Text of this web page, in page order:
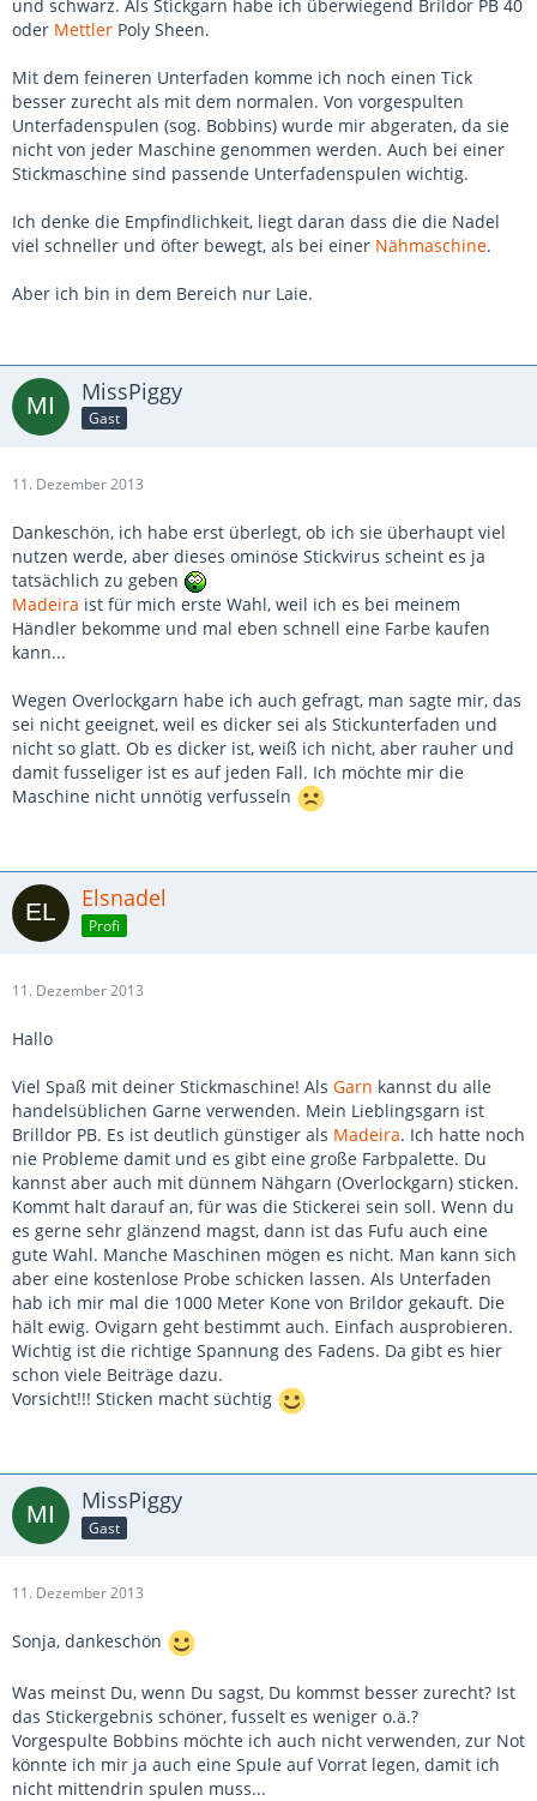
und schwarz. Als Stickgarn habe ich überwiegend Brildor PB 40
oder Mettler Poly Sheen.
Mit dem feineren Unterfaden komme ich noch einen Tick
besser zurecht als mit dem normalen. Von vorgespulten
Unterfadenspulen (sog. Bobbins) wurde mir abgeraten, da sie
nicht von jeder Maschine genommen werden. Auch bei einer
Stickmaschine sind passende Unterfadenspulen wichtig.
Ich denke die Empfindlichkeit, liegt daran dass die die Nadel
viel schneller und öfter bewegt, als bei einer Nähmaschine.
Aber ich bin in dem Bereich nur Laie.
MissPiggy
Gast
11. Dezember 2013
Dankeschön, ich habe erst überlegt, ob ich sie überhaupt viel
nutzen werde, aber dieses ominöse Stickvirus scheint es ja
tatsächlich zu geben
Madeira ist für mich erste Wahl, weil ich es bei meinem
Händler bekomme und mal eben schnell eine Farbe kaufen
kann...
Wegen Overlockgarn habe ich auch gefragt, man sagte mir, das
sei nicht geeignet, weil es dicker sei als Stickunterfaden und
nicht so glatt. Ob es dicker ist, weiß ich nicht, aber rauher und
damit fusseliger ist es auf jeden Fall. Ich möchte mir die
Maschine nicht unnötig verfusseln
Elsnadel
Profi
11. Dezember 2013
Hallo
Viel Spaß mit deiner Stickmaschine! Als Garn kannst du alle
handelsüblichen Garne verwenden. Mein Lieblingsgarn ist
Brilldor PB. Es ist deutlich günstiger als Madeira. Ich hatte noch
nie Probleme damit und es gibt eine große Farbpalette. Du
kannst aber auch mit dünnem Nähgarn (Overlockgarn) sticken.
Kommt halt darauf an, für was die Stickerei sein soll. Wenn du
es gerne sehr glänzend magst, dann ist das Fufu auch eine
gute Wahl. Manche Maschinen mögen es nicht. Man kann sich
aber eine kostenlose Probe schicken lassen. Als Unterfaden
hab ich mir mal die 1000 Meter Kone von Brildor gekauft. Die
hält ewig. Ovigarn geht bestimmt auch. Einfach ausprobieren.
Wichtig ist die richtige Spannung des Fadens. Da gibt es hier
schon viele Beiträge dazu.
Vorsicht!!! Sticken macht süchtig
MissPiggy
Gast
11. Dezember 2013
Sonja, dankeschön
Was meinst Du, wenn Du sagst, Du kommst besser zurecht? Ist
das Stickergebnis schöner, fusselt es weniger o.ä.?
Vorgespulte Bobbins möchte ich auch nicht verwenden, zur Not
könnte ich mir ja auch eine Spule auf Vorrat legen, damit ich
nicht mittendrin spulen muss...